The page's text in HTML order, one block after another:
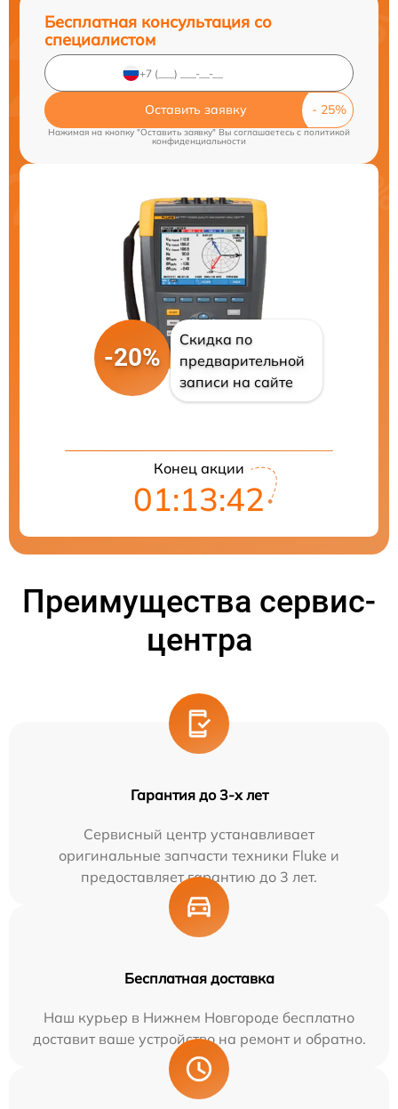
Бесплатная консультация со
специалистом
Оставить заявку
Нажимая на кнопку "Оставить заявку" Вы соглашаетесь cполитикой
конфиденциальности
-20%
Скидка по
предварительной
записи на сайте
Конец акции
01:13:41
Преимущества сервис-
центра
Гарантия до 3-х лет
Сервисный центр устанавливает
оригинальные запчасти техники Fluke и
предоставляет гарантию до 3 лет.
Бесплатная доставка
Наш курьер в Нижнем Новгороде бесплатно
доставит ваше устройство на ремонт и обратно.